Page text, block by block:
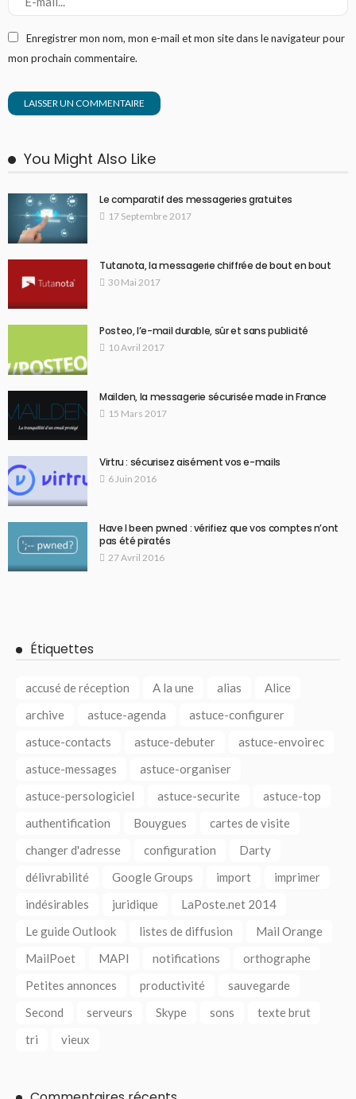
Enregistrer mon nom, mon e-mail et mon site dans le navigateur pour
mon prochain commentaire.
You Might Also Like
Le comparatif des messageries gratuites
17 Septembre 2017
Tutanota, la messagerie chiffrée de bout en bout
30 Mai 2017
Posteo, l’e-mail durable, sûr et sans publicité
10 Avril 2017
Mailden, la messagerie sécurisée made in France
15 Mars 2017
Virtru : sécurisez aisément vos e-mails
6 Juin 2016
Have I been pwned : vérifiez que vos comptes n’ont
pas été piratés
27 Avril 2016
Étiquettes
accusé de réception A la une alias
Alice
archive
astuce-agenda
astuce-configurer
astuce-contacts
astuce-debuter
astuce-envoirec
astuce-messages
astuce-organiser
astuce-persologiciel
astuce-securite
astuce-top
authentification
Bouygues
cartes de visite
changer d'adresse
configuration
Darty
délivrabilité
Google Groups import
imprimer
indésirables
juridique
LaPoste.net 2014
Le guide Outlook
listes de diffusion
Mail Orange
MailPoet
MAPI notifications
orthographe
Petites annonces
productivité
sauvegarde
Second
serveurs Skype sons
texte brut
tri
vieux